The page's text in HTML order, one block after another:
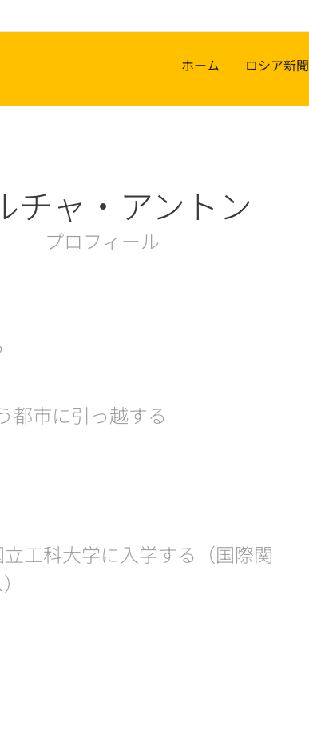
ホーム ロシア新聞
チャ・アントン
プロフィール
都市に引っ越する
工科大学に入学する（国際関